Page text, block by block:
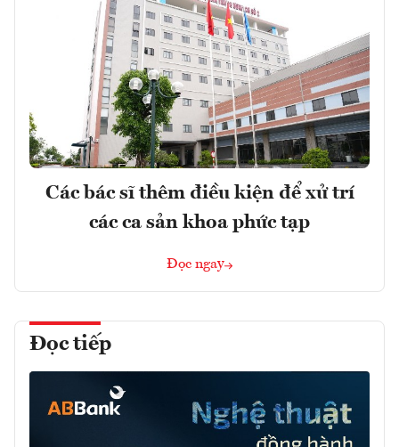
Các bác sĩ thêm điều kiện để xử trí
các ca sản khoa phức tạp
Đọc ngay
Đọc tiếp